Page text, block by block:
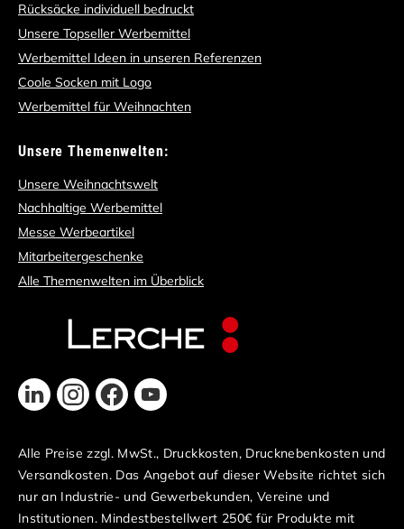
Rücksäcke individuell bedruckt
Unsere Topseller Werbemittel
Werbemittel Ideen in unseren Referenzen
Coole Socken mit Logo
Werbemittel für Weihnachten
Unsere Themenwelten:
Unsere Weihnachtswelt
Nachhaltige Werbemittel
Messe Werbeartikel
Mitarbeitergeschenke
Alle Themenwelten im Überblick
Alle Preise zzgl. MwSt., Druckkosten, Drucknebenkosten und
Versandkosten. Das Angebot auf dieser Website richtet sich
nur an Industrie- und Gewerbekunden, Vereine und
Institutionen. Mindestbestellwert 250€ für Produkte mit